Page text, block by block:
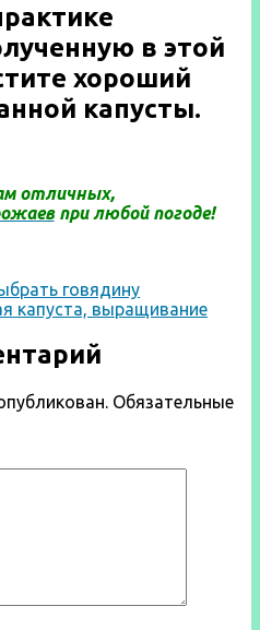
в этой
хороший
капусты.
отличных,
при любой погоде!
говядину
капуста, выращивание
Обязательные